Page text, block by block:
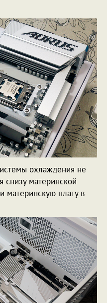
охлаждения не
снизу материнской
материнскую плату в